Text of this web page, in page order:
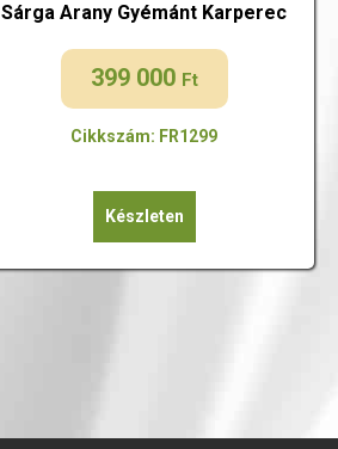
Sárga Arany Gyémánt Karperec
399 000 Ft
Cikkszám: FR1299
Készleten